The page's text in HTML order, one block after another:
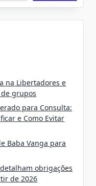
na Libertadores e
grupos
para Consulta:
e Como Evitar
Baba Vanga para
obrigações
de 2026